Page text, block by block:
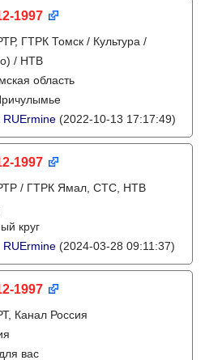
1997
ГТРК Томск / Культура /
/ НТВ
область
RUErmine (2022-10-13 17:17:49)
1997
/ ГТРК Ямал, СТС, НТВ
круг
RUErmine (2024-03-28 09:11:37)
1997
Канал Россия
вас